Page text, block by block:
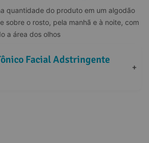
quantidade do produto em um algodão
sobre o rosto, pela manhã e à noite, com
a área dos olhos
Facial Adstringente
+